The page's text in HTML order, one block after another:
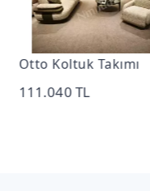
Otto Koltuk Takımı
111.040 TL